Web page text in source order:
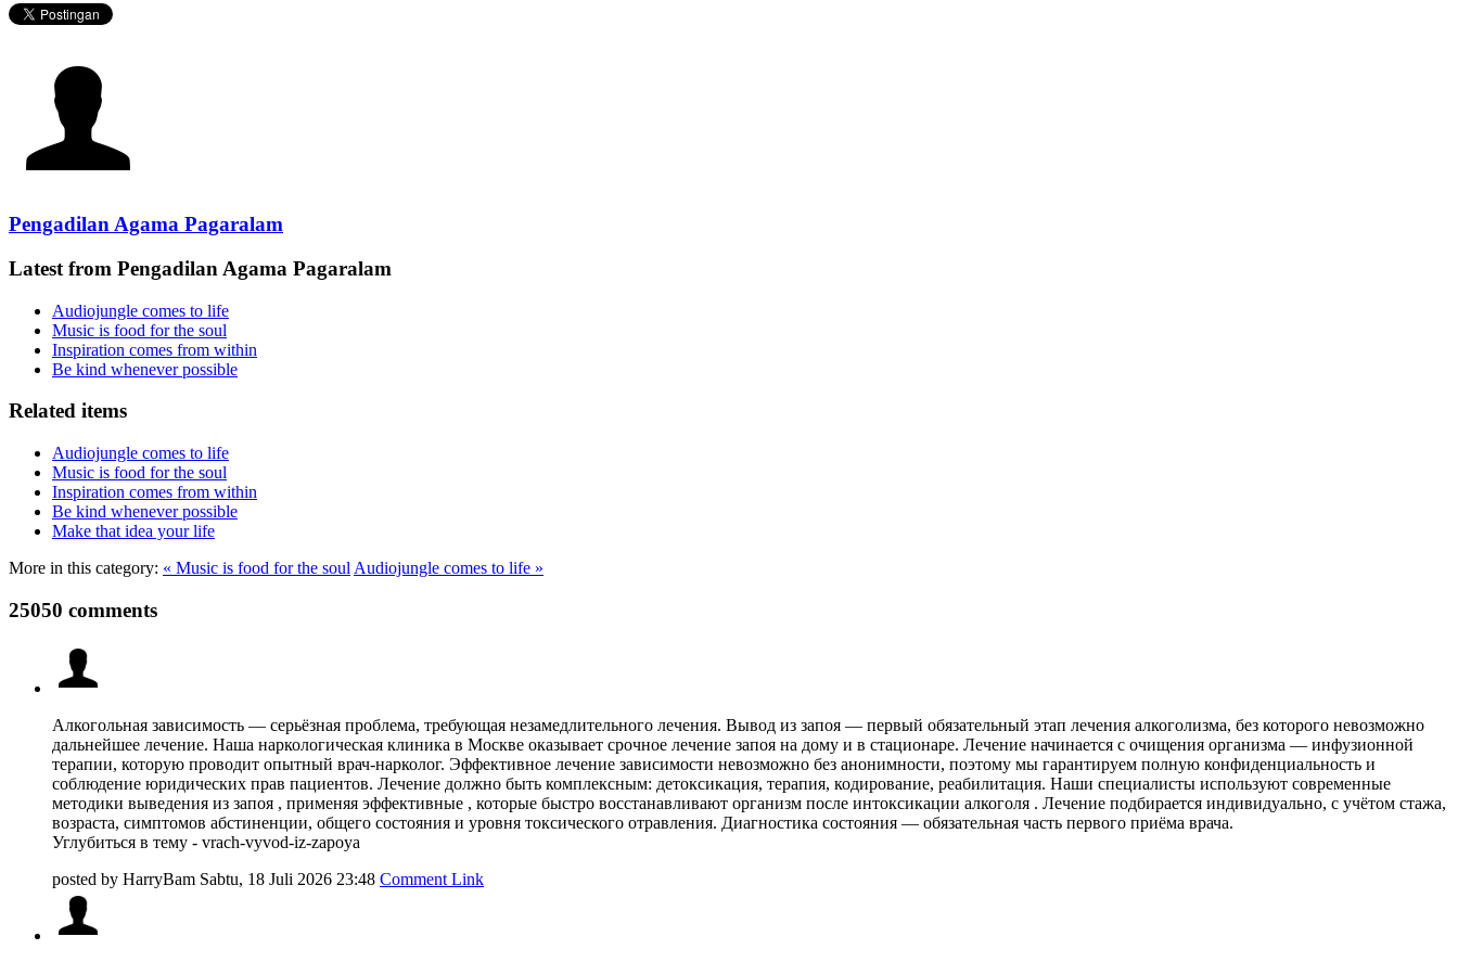
Pengadilan Agama Pagaralam
Latest from Pengadilan Agama Pagaralam
Audiojungle comes to life
Music is food for the soul
Inspiration comes from within
Be kind whenever possible
Related items
Audiojungle comes to life
Music is food for the soul
Inspiration comes from within
Be kind whenever possible
Make that idea your life
More in this category: « Music is food for the soul Audiojungle comes to life »
25050 comments
Алкогольная зависимость — серьёзная проблема, требующая незамедлительного лечения. Вывод из запоя — первый обязательный этап лечения алкоголизма, без которого невозможно
дальнейшее лечение. Наша наркологическая клиника в Москве оказывает срочное лечение запоя на дому и в стационаре. Лечение начинается с очищения организма — инфузионной
терапии, которую проводит опытный врач-нарколог. Эффективное лечение зависимости невозможно без анонимности, поэтому мы гарантируем полную конфиденциальность и
соблюдение юридических прав пациентов. Лечение должно быть комплексным: детоксикация, терапия, кодирование, реабилитация. Наши специалисты используют современные
методики выведения из запоя , применяя эффективные , которые быстро восстанавливают организм после интоксикации алкоголя . Лечение подбирается индивидуально, с учётом стажа,
возраста, симптомов абстиненции, общего состояния и уровня токсического отравления. Диагностика состояния — обязательная часть первого приёма врача.
Углубиться в тему - vrach-vyvod-iz-zapoya
posted by HarryBam Sabtu, 18 Juli 2026 23:48 Comment Link